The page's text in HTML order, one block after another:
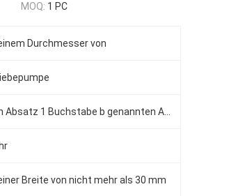
MOQ: 1 PC
Durchmesser von
Breite von nicht mehr als 30 mm